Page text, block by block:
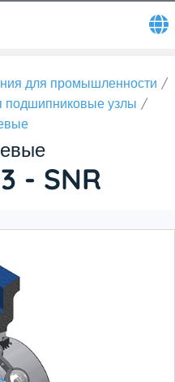
для промышленности
узлы
- SNR